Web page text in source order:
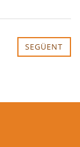
SEGÜENT